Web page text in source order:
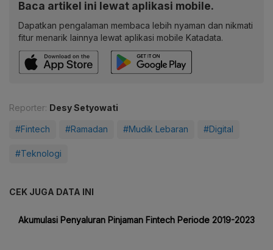
Baca artikel ini lewat aplikasi mobile.
Dapatkan pengalaman membaca lebih nyaman dan nikmati
fitur menarik lainnya lewat aplikasi mobile Katadata.
Reporter: Desy Setyowati
#Fintech #Ramadan #Mudik Lebaran #Digital
#Teknologi
CEK JUGA DATA INI